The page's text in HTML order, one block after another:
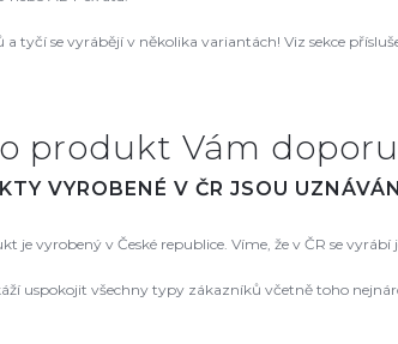
a tyčí se vyrábějí v několika variantách! Viz sekce
produkt Vám
VYROBENÉ V ČR JSOU
je vyrobený v České republice. Víme, že v ČR se
uspokojit všechny typy zákazníků včetně toho